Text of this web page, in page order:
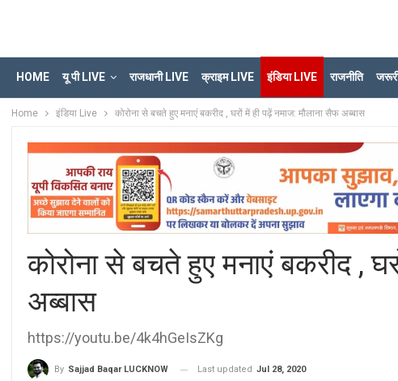
HOME यू पी LIVE राजधानी LIVE क्राइम LIVE इंडिया LIVE राजनीति
Home इंडिया Live कोरोना से बचते हुए मनाएं बकरीद , घरों में ही पढ़ें नमाज: मौलाना सैफ अब्बास
कोरोना से बचते हुए मनाएं बकरीद ,
अब्बास
https://youtu.be/4k4hGeIsZKg
By Sajjad Baqar LUCKNOW Last updated Jul 28, 2020